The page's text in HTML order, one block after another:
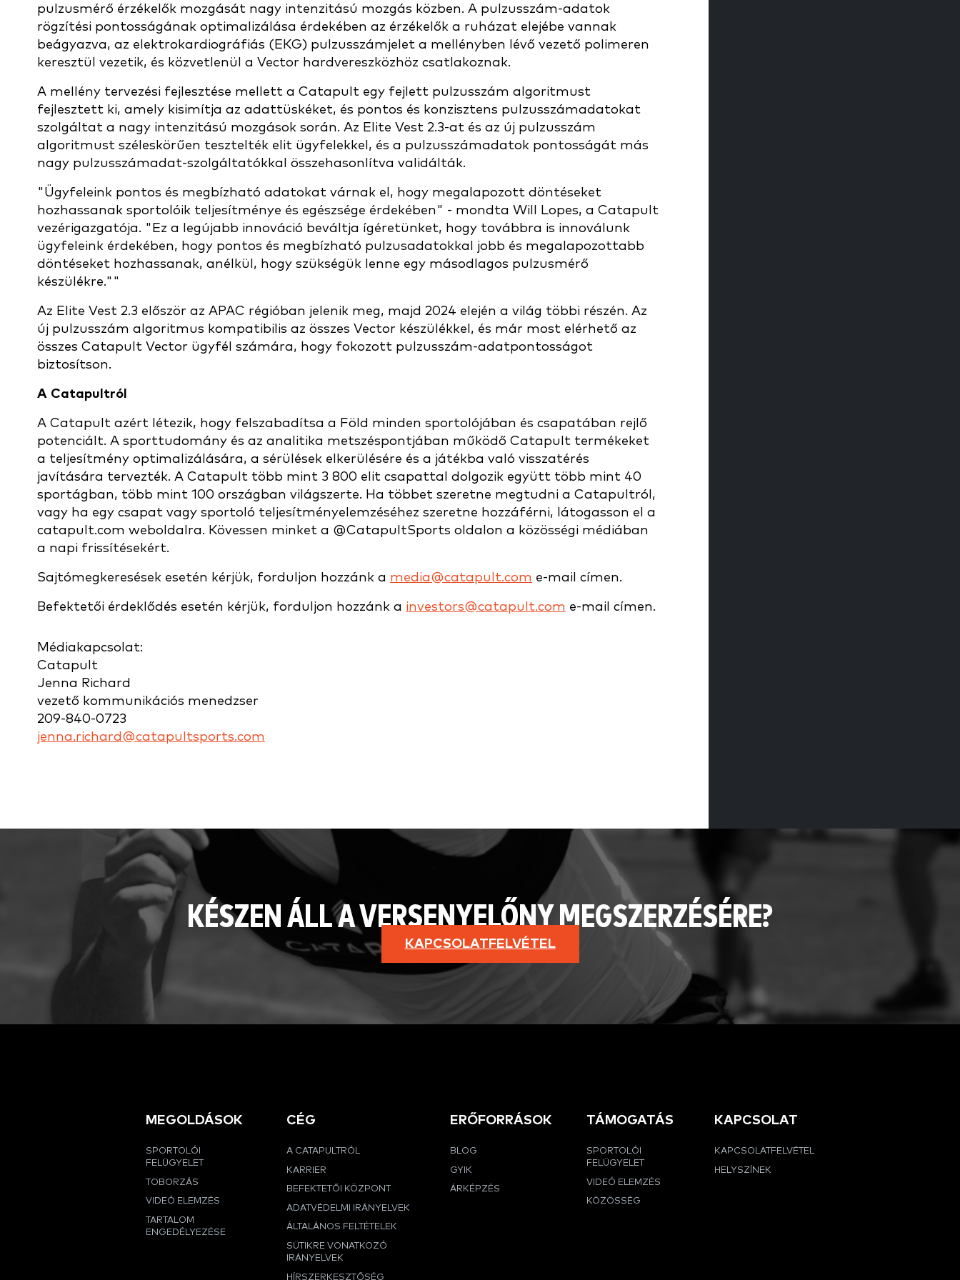
pulzusmérő érzékelők mozgását nagy intenzitású mozgás közben. A pulzusszám-adatok
rögzítési pontosságának optimalizálása érdekében az érzékelők a ruházat elejébe vannak
beágyazva, az elektrokardiográfiás (EKG) pulzusszámjelet a mellényben lévő vezető polimeren
keresztül vezetik, és közvetlenül a Vector hardvereszközhöz csatlakoznak.
A mellény tervezési fejlesztése mellett a Catapult egy fejlett pulzusszám algoritmust
fejlesztett ki, amely kisimítja az adattüskéket, és pontos és konzisztens pulzusszámadatokat
szolgáltat a nagy intenzitású mozgások során. Az Elite Vest 2.3-at és az új pulzusszám
algoritmust széleskörűen tesztelték elit ügyfelekkel, és a pulzusszámadatok pontosságát más
nagy pulzusszámadat-szolgáltatókkal összehasonlítva validálták.
"Ügyfeleink pontos és megbízható adatokat várnak el, hogy megalapozott döntéseket
hozhassanak sportolóik teljesítménye és egészsége érdekében" - mondta Will Lopes, a Catapult
vezérigazgatója. "Ez a legújabb innováció beváltja ígéretünket, hogy továbbra is innoválunk
ügyfeleink érdekében, hogy pontos és megbízható pulzusadatokkal jobb és megalapozottabb
döntéseket hozhassanak, anélkül, hogy szükségük lenne egy másodlagos pulzusmérő
készülékre.""
Az Elite Vest 2.3 először az APAC régióban jelenik meg, majd 2024 elején a világ többi részén. Az
új pulzusszám algoritmus kompatibilis az összes Vector készülékkel, és már most elérhető az
összes Catapult Vector ügyfél számára, hogy fokozott pulzusszám-adatpontosságot
biztosítson.
A Catapultról
A Catapult azért létezik, hogy felszabadítsa a Föld minden sportolójában és csapatában rejlő
potenciált. A sporttudomány és az analitika metszéspontjában működő Catapult termékeket
a teljesítmény optimalizálására, a sérülések elkerülésére és a játékba való visszatérés
javítására tervezték. A Catapult több mint 3 800 elit csapattal dolgozik együtt több mint 40
sportágban, több mint 100 országban világszerte. Ha többet szeretne megtudni a Catapultról,
vagy ha egy csapat vagy sportoló teljesítményelemzéséhez szeretne hozzáférni, látogasson el a
catapult.com weboldalra. Kövessen minket a @CatapultSports oldalon a közösségi médiában
a napi frissítésekért.
Sajtómegkeresések esetén kérjük, forduljon hozzánk a media@catapult.com e-mail címen.
Befektetői érdeklődés esetén kérjük, forduljon hozzánk a investors@catapult.com e-mail címen.
Médiakapcsolat:
Catapult
Jenna Richard
vezető kommunikációs menedzser
209-840-0723
jenna.richard@catapultsports.com
KÉSZEN ÁLL A VERSENYELŐNY MEGSZERZÉSÉRE?
KAPCSOLATFELVÉTEL
MEGOLDÁSOK
SPORTOLÓI
FELÜGYELET
TOBORZÁS
VIDEÓ ELEMZÉS
TARTALOM
ENGEDÉLYEZÉSE
CÉG
A CATAPULTRÓL
KARRIER
BEFEKTETŐI KÖZPONT
ADATVÉDELMI IRÁNYELVEK
ÁLTALÁNOS FELTÉTELEK
SÜTIKRE VONATKOZÓ
IRÁNYELVEK
HÍRSZERKESZTŐSÉG
ERŐFORRÁSOK
BLOG
GYIK
ÁRKÉPZÉS
TÁMOGATÁS
SPORTOLÓI
FELÜGYELET
VIDEÓ ELEMZÉS
KÖZÖSSÉG
KAPCSOLAT
KAPCSOLATFELVÉTEL
HELYSZÍNEK